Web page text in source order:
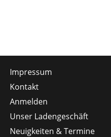
Impressum
Kontakt
Anmelden
Unser Ladengeschäft
Neuigkeiten & Termine